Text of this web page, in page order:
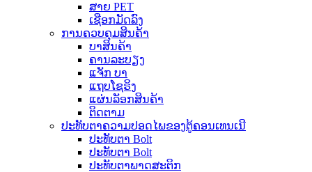
ສາຍ PET
ເຊືອກມັດລົງ
ການຄວບຄຸມສິນຄ້າ
ບາສິນຄ້າ
ຄານລະບຽງ
ແຈັກ ບາ
ແຖບໂຊຣິງ
ແຜ່ນລັອກສິນຄ້າ
ຕິດຕາມ
ປະທັບຕາຄວາມປອດໄພຂອງຕູ້ຄອນເທນເນີ
ປະທັບຕາ Bolt
ປະທັບຕາ Bolt
ປະທັບຕາພາດສະຕິກ